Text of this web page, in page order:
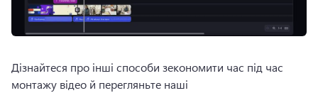
Дізнайтеся про інші способи зекономити час під час
монтажу відео й перегляньте наші